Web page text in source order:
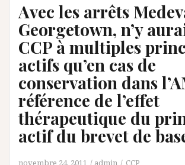
Avec les arrêts
Georgetown, n’y
CCP à multiples
actifs qu’en cas de
conservation dans
référence de l’effet
thérapeutique du
actif du brevet de
novembre 24, 2011 admin CCP